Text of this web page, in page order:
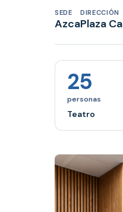
SEDE
Azca
DIRECCIÓN
Plaza
25
personas
Teatro